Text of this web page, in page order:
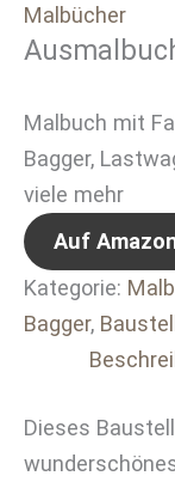
Malbücher
Malbuch mit
Bagger,
viele mehr
Auf
Kategorie:
Bagger,
Dieses